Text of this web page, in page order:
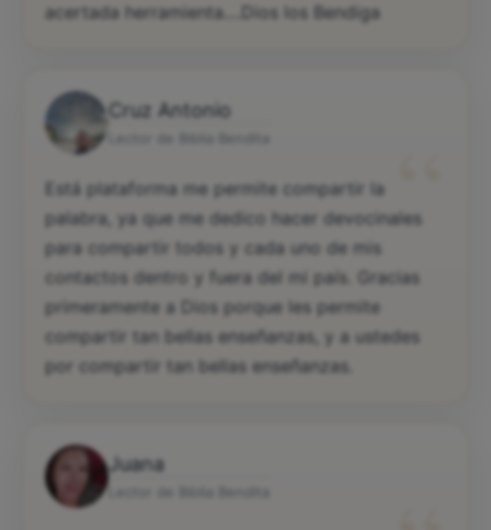
acertada herramienta....Dios los Bendiga
Cruz Antonio
“
Está plataforma me permite compartir la
palabra, ya que me dedico hacer devocinales
para compartir todos y cada uno de mis
contactos dentro y fuera del mi país. Gracias
primeramente a Dios porque les permite
compartir tan bellas enseñanzas, y a ustedes
por compartir tan bellas enseñanzas.
Juana